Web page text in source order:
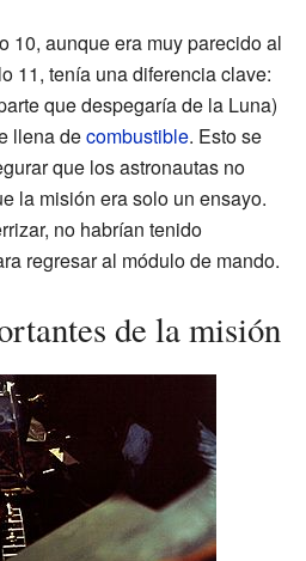
10, aunque era muy parecido al
11, tenía una diferencia clave:
que despegaría de la Luna)
llena decombustible. Esto se
que los astronautas no
la misión era solo un ensayo.
no habrían tenido
regresar al módulo de mando.
de la misión